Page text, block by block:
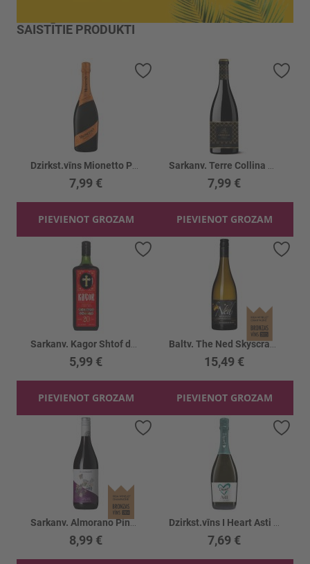
SAISTĪTIE PRODUKTI
7,99 €
PIEVIENOT GROZAM
7,99 €
PIEVIENOT GROZAM
5,99 €
PIEVIENOT GROZAM
Baltv. The Ned Skyscraper Sauv.Blanc 13%
15,49 €
PIEVIENOT GROZAM
Sarkanv. Almorano Pinot Noir 13%
8,99 €
Pievienot vēlmju sarakstam
7,69 €